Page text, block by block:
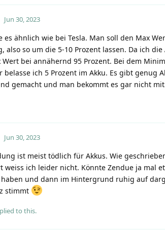
Jun 30, 2023
es ähnlich wie bei Tesla. Man soll den Max
also so um die 5-10 Prozent lassen. Da ich
Wert bei annähernd 95 Prozent. Bei dem
belasse ich 5 Prozent im Akku. Es gibt
gemacht und man bekommt es gar nicht
Jun 30, 2023
ist meist tödlich für Akkus. Wie
weiss ich leider nicht. Könnte Zendue ja mal
haben und dann im Hintergrund ruhig auf
stimmt
to this.